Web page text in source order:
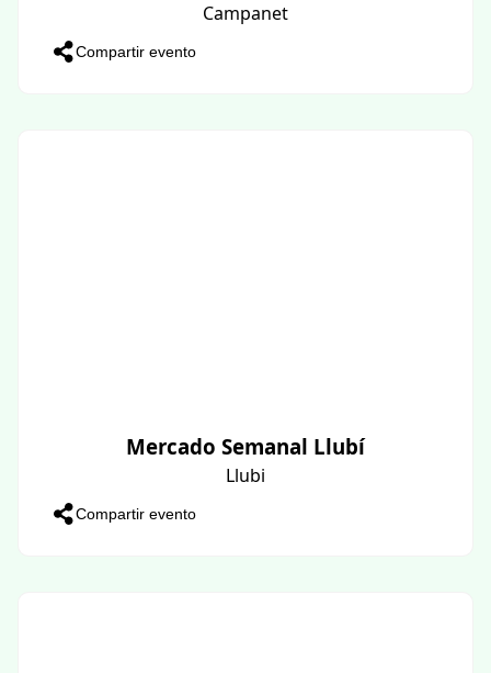
Campanet
Compartir evento
Mercado Semanal Llubí
Llubi
Compartir evento